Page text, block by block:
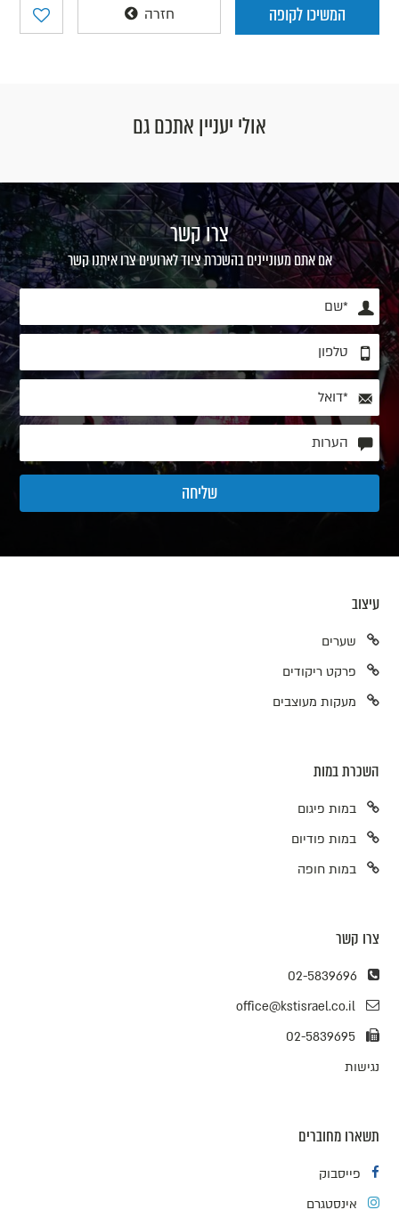
המשיכו לקופה חזרה
אולי יעניין אתכם גם
צרו קשר
אם אתם מעוניינים בהשכרת ציוד לארועים צרו איתנו קשר
עיצוב
שערים
פרקט ריקודים
מעקות מעוצבים
השכרת במות
במות פיגום
במות פודיום
במות חופה
צרו קשר
02-5839696
office@kstisrael.co.il
02-5839695
נגישות
תשארו מחוברים
פייסבוק
אינסטגרם